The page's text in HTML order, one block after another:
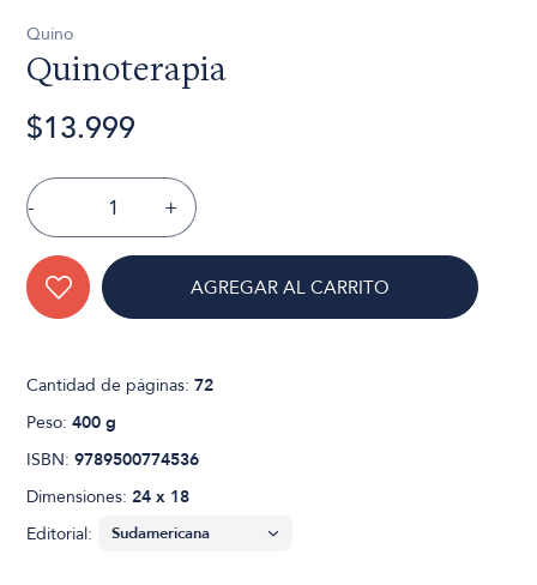
Quino
Quinoterapia
$13.999
- +
AGREGAR AL CARRITO
Cantidad de páginas:72
Peso:400 g
ISBN:9789500774536
Dimensiones:24 x 18
Editorial: